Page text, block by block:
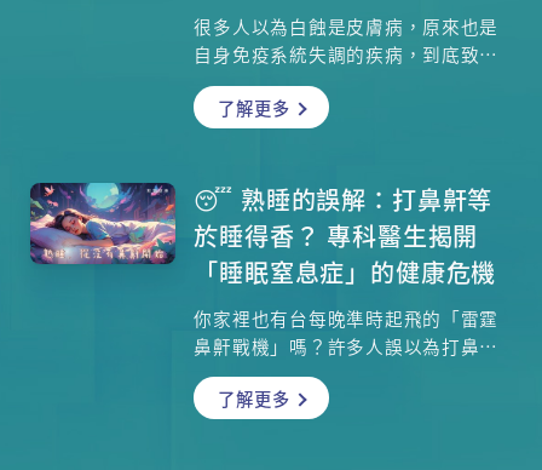
很多人以為白蝕是皮膚病，原來也是
自身免疫系統失調的疾病，到底致病
過程如何？哪些人較容易患上？有些
皮膚病也會出現淺色斑，如何確定有
森醫生為你解開迷思。
了解更多
😴 熟睡的誤解：打鼻鼾等
於睡得香？ 專科醫生揭開
「睡眠窒息症」的健康危機
你家裡也有台每晚準時起飛的「雷霆
鼻鼾戰機」嗎？許多人誤以為打鼻鼾
代表「睡得很熟」，但耳鼻喉科專科
醫生指出，這其實是上呼吸道阻塞的
了解更多